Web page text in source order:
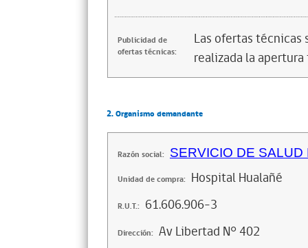
Publicidad de
ofertas técnicas:
Las ofertas
realizada la
2. Organismo demandante
Razón social: SERVICIO DE
Unidad de compra: Hospital Hualañé
R.U.T.: 61.606.906-3
Dirección: Av Libertad N° 402